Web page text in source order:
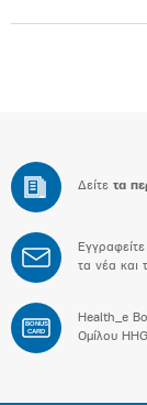
Δείτε τα
τα νέα και
BONUS
CARD
Health_e
Ομίλου HHG